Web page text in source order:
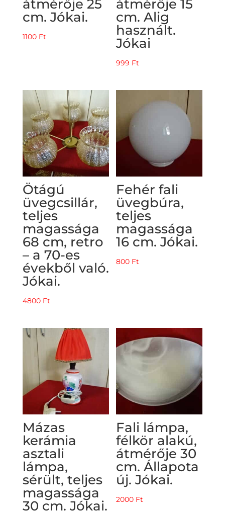
átmérője 25
cm. Jókai.
1100 Ft
átmérője 15
cm. Alig
használt.
Jókai
999 Ft
Ötágú
üvegcsillár,
teljes
magassága
68 cm, retro
– a 70-es
évekből való.
Jókai.
4800 Ft
Fehér fali
üvegbúra,
teljes
magassága
16 cm. Jókai.
800 Ft
Mázas
kerámia
asztali
lámpa,
sérült, teljes
magassága
30 cm. Jókai.
Fali lámpa,
félkör alakú,
átmérője 30
cm. Állapota
új. Jókai.
2000 Ft